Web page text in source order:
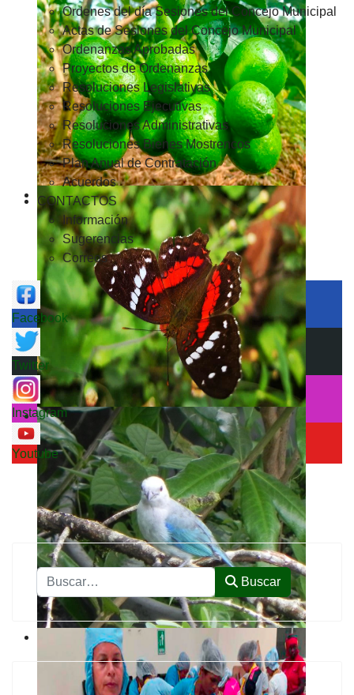
Ordenes del día Sesiones del Concejo Municipal
Actas de Sesiones del Concejo Municipal
Ordenanzas Aprobadas
Proyectos de Ordenanzas
Resoluciones Legislativas
Resoluciones Ejecutivas
Resoluciones Administrativas
Resoluciones Bienes Mostrencos
Plan Anual de Contratación
Acuerdos
CONTACTOS
Información
Sugerencias
Correos
Facebook
Twitter
Instagram
Youtube
Buscar Buscar